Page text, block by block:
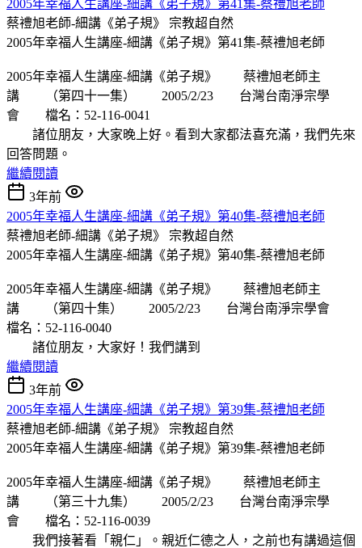
2005年幸福人生講座-細講《弟子規》第41集-蔡禮旭老師
蔡禮旭老師-細講《弟子規》 宗教超自然
2005年幸福人生講座-細講《弟子規》第41集-蔡禮旭老師
2005年幸福人生講座-細講《弟子規》 蔡禮旭老師主
講 （第四十一集） 2005/2/23 台灣台南淨宗學
會 檔名：52-116-0041
諸位朋友，大家晚上好。看到大家都法喜充滿，我們先來
回答問題。
繼續閱讀
3年前
2005年幸福人生講座-細講《弟子規》第40集-蔡禮旭老師
蔡禮旭老師-細講《弟子規》 宗教超自然
2005年幸福人生講座-細講《弟子規》第40集-蔡禮旭老師
2005年幸福人生講座-細講《弟子規》 蔡禮旭老師主
講 （第四十集） 2005/2/23 台灣台南淨宗學會
檔名：52-116-0040
諸位朋友，大家好！我們講到
繼續閱讀
3年前
2005年幸福人生講座-細講《弟子規》第39集-蔡禮旭老師
蔡禮旭老師-細講《弟子規》 宗教超自然
2005年幸福人生講座-細講《弟子規》第39集-蔡禮旭老師
2005年幸福人生講座-細講《弟子規》 蔡禮旭老師主
講 （第三十九集） 2005/2/23 台灣台南淨宗學
會 檔名：52-116-0039
我們接著看「親仁」。親近仁德之人，之前也有講過這個